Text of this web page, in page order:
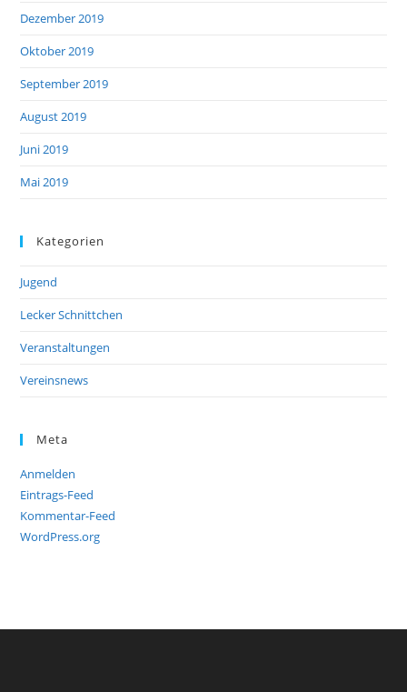
Dezember 2019
Oktober 2019
September 2019
August 2019
Juni 2019
Mai 2019
Kategorien
Jugend
Lecker Schnittchen
Veranstaltungen
Vereinsnews
Meta
Anmelden
Eintrags-Feed
Kommentar-Feed
WordPress.org